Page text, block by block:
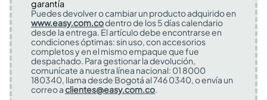
Puedes devolver o cambiar un producto adquirido en
www.easy.com.codentro de los 5 días calendario
desde la entrega. El artículo debe encontrarse en
condiciones óptimas: sin uso, con accesorios
completos y en el mismo empaque que fue
despachado. Para gestionar la devolución,
comunícate a nuestra línea nacional: 01 8000
180340, llama desde Bogotá al 746 0340, o envía un
correo aclientes@easy.com.co.